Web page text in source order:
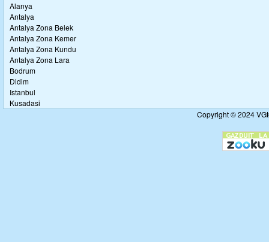
Alanya
Antalya
Antalya Zona Belek
Antalya Zona Kemer
Antalya Zona Kundu
Antalya Zona Lara
Bodrum
Didim
Istanbul
Kusadasi
Copyright © 2024